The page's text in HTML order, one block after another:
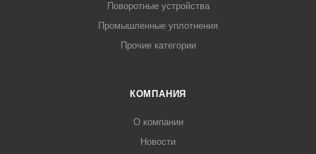
Поворотные устройства
Промышленные уплотнения
Прочие категории
КОМПАНИЯ
О компании
Новости